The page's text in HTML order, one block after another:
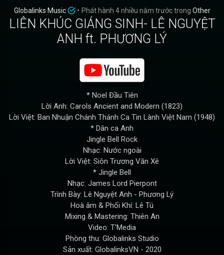
Globalinks Music • Phát hành 4 nhiều năm trướctrong Other
LIÊN KHÚC GIÁNG SINH- LÊ NGUYỆT
ANH ft. PHƯƠNG LÝ
* Noel Đầu Tiên
Lời Anh: Carols Ancient and Modern (1823)
Lời Việt: Ban Nhuận Chánh Thánh Ca Tin Lành Việt Nam (1948)
* Dân ca Anh
Jingle Bell Rock
Nhạc: Nước ngoài
Lời Việt: Siôn Trương Văn Xê
* Jingle Bell
Nhạc: James Lord Pierpont
Trình Bày: Lê Nguyệt Anh - Phương Lý
Hoà âm & Phối Khí: Lê Tú
Mixing & Mastering: Thiên An
Video: T'Media
Phòng thu: Globalinks Studio
Sản xuất: GlobalinksVN - 2020